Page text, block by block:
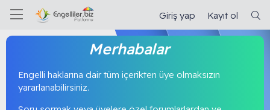
Giriş yap Kayıt ol
Merhabalar
Engelli haklarına dair tüm içerikten üye olmaksızın
yararlanabilirsiniz.